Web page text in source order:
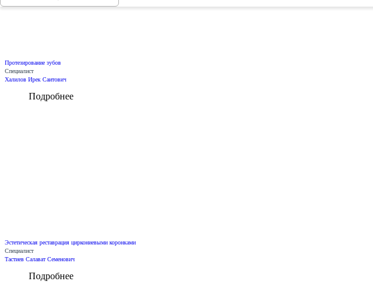
Протезирование зубов
Специалист
Халилов Ирек Саитович
Подробнее
Эстетическая реставрация циркониевыми коронками
Специалист
Тастиев Салават Семенович
Подробнее